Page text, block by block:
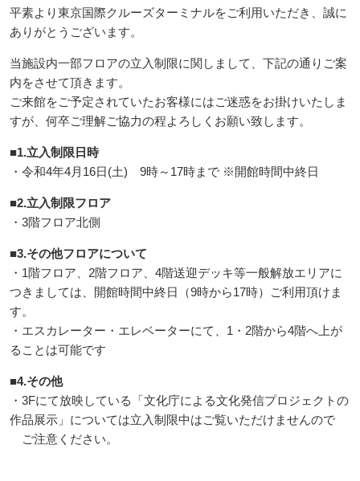
平素より東京国際クルーズターミナルをご利用いただき、誠に
ありがとうございます。
当施設内一部フロアの立入制限に関しまして、下記の通りご案
内をさせて頂きます。
ご来館をご予定されていたお客様にはご迷惑をお掛けいたしま
すが、何卒ご理解ご協力の程よろしくお願い致します。
■1.立入制限日時
・令和4年4月16日(土) 9時～17時まで ※開館時間中終日
■2.立入制限フロア
・3階フロア北側
■3.その他フロアについて
・1階フロア、2階フロア、4階送迎デッキ等一般解放エリアに
つきましては、開館時間中終日（9時から17時）ご利用頂けま
す。
・エスカレーター・エレベーターにて、1・2階から4階へ上が
ることは可能です
■4.その他
・3Fにて放映している「文化庁による文化発信プロジェクトの
作品展示」については立入制限中はご覧いただけませんので
ご注意ください。